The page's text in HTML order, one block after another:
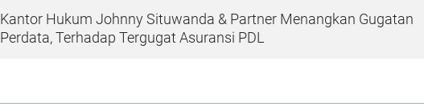
Kantor Hukum Johnny Situwanda & Partner Menangkan Gugatan
Perdata, Terhadap Tergugat Asuransi PDL